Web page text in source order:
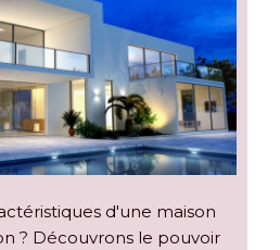
d'une maison
? Découvrons le pouvoir